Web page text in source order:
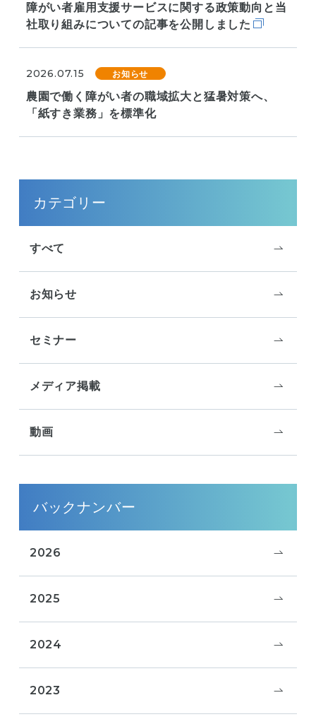
障がい者雇用支援サービスに関する政策動向と当
社取り組みについての記事を公開しました
2026.07.15 お知らせ
農園で働く障がい者の職域拡大と猛暑対策へ、
「紙すき業務」を標準化
カテゴリー
すべて
お知らせ
セミナー
メディア掲載
動画
バックナンバー
2026
2025
2024
2023